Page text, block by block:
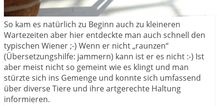
So kam es natürlich zu Beginn auch zu kleineren
Wartezeiten aber hier entdeckte man auch schnell den
typischen Wiener ;-) Wenn er nicht „raunzen“
(Übersetzungshilfe: jammern) kann ist er es nicht :-) Ist
aber meist nicht so gemeint wie es klingt und man
stürzte sich ins Gemenge und konnte sich umfassend
über diverse Tiere und ihre artgerechte Haltung
informieren.